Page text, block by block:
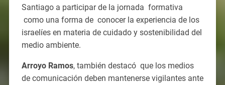
Santiago a participar de la jornada formativa
como una forma de conocer la experiencia de los
israelíes en materia de cuidado y sostenibilidad del
medio ambiente.
Arroyo Ramos, también destacó que los medios
de comunicación deben mantenerse vigilantes ante